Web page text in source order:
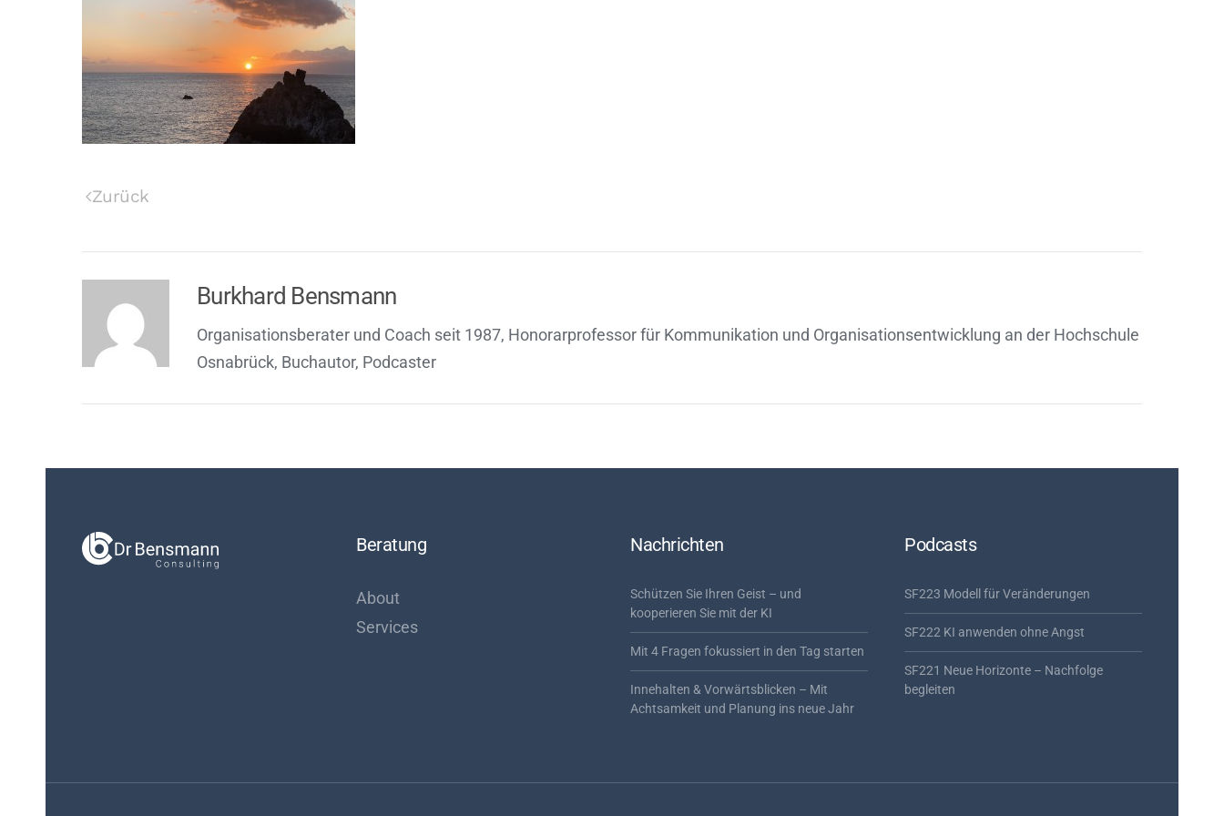
Zurück
Burkhard Bensmann
Organisationsberater und Coach seit 1987, Honorarprofessor für Kommunikation und Organisationsentwicklung an der Hochschule
Osnabrück, Buchautor, Podcaster
Beratung
About
Services
Nachrichten
Schützen Sie Ihren Geist – und
kooperieren Sie mit der KI
Mit 4 Fragen fokussiert in den Tag starten
Innehalten & Vorwärtsblicken – Mit
Achtsamkeit und Planung ins neue Jahr
Podcasts
SF223 Modell für Veränderungen
SF222 KI anwenden ohne Angst
SF221 Neue Horizonte – Nachfolge
begleiten